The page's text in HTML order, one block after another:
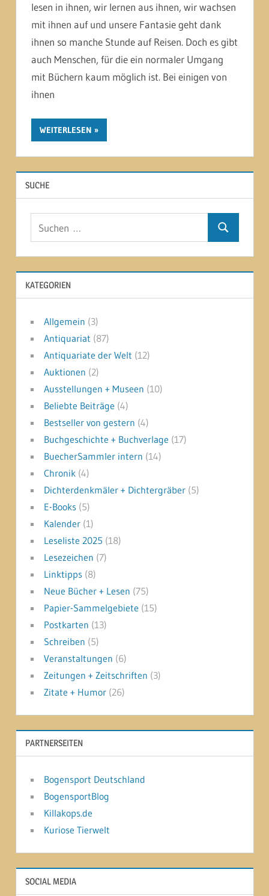
lesen in ihnen, wir lernen aus ihnen, wir wachsen
mit ihnen auf und unsere Fantasie geht dank
ihnen so manche Stunde auf Reisen. Doch es gibt
auch Menschen, für die ein normaler Umgang
mit Büchern kaum möglich ist. Bei einigen von
ihnen
WEITERLESEN
SUCHE
Suchen
KATEGORIEN
Allgemein (3)
Antiquariat (87)
Antiquariate der Welt (12)
Auktionen (2)
Ausstellungen + Museen (10)
Beliebte Beiträge (4)
Bestseller von gestern (4)
Buchgeschichte + Buchverlage (17)
BuecherSammler intern (14)
Chronik(4)
Dichterdenkmäler + Dichtergräber(5)
E-Books(5)
Kalender(1)
Leseliste 2025 (18)
Lesezeichen (7)
Linktipps(8)
Neue Bücher + Lesen (75)
Papier-Sammelgebiete (15)
Postkarten (13)
Schreiben (5)
Veranstaltungen (6)
Zeitungen + Zeitschriften (3)
Zitate + Humor(26)
PARTNERSEITEN
Bogensport Deutschland
BogensportBlog
Killakops.de
Kuriose Tierwelt
SOCIAL MEDIA